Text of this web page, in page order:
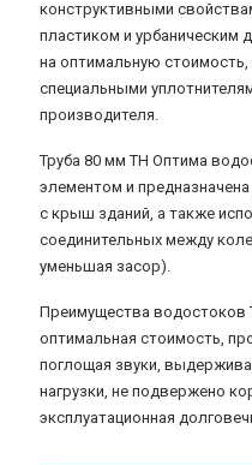
конструктивными
пластиком и урбаническим
на оптимальную
специальными
производителя.
Труба 80 мм ТН Оптима
элементом и
с крыш зданий, а также
соединительных между
уменьшая засор).
Преимущества водостоков
оптимальная стоимость,
поглощая звуки,
нагрузки, не подвержено
эксплуатационная